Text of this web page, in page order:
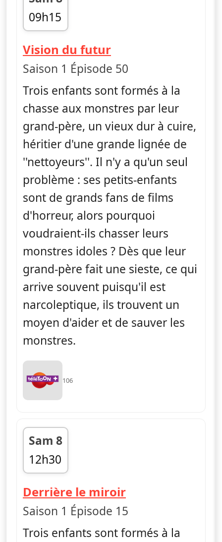
09h15
fin 09h30
Vision du futur— Monster Loving
Saison 1 Épisode 50
Trois enfants sont formés à la
chasse aux monstres par leur
grand-père, un vieux dur à cuire,
héritier d'une grande lignée de
''nettoyeurs''. Il n'y a qu'un seul
problème : ses petits-enfants
sont de grands fans de films
d'horreur, alors pourquoi
voudraient-ils chasser leurs
monstres idoles ? Dès que leur
grand-père fait une sieste, ce qui
arrive souvent puisqu'il est
narcoleptique, ils trouvent un
moyen d'aider et de sauver les
monstres.
106
Sam 8
12h30
fin 12h41
Derrière le miroir— Monster
Saison 1 Épisode 15
Trois enfants sont formés à la